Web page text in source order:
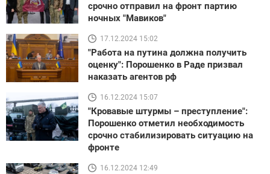
срочно отправил на фронт партию
ночных "Мавиков"
17.12.2024 15:02
"Работа на путина должна получить
оценку": Порошенко в Раде призвал
наказать агентов рф
16.12.2024 15:07
"Кровавые штурмы – преступление":
Порошенко отметил необходимость
срочно стабилизировать ситуацию на
фронте
16.12.2024 12:49